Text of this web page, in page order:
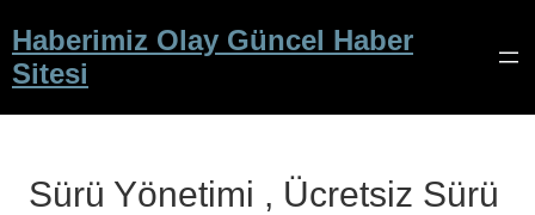
geçHaberimiz Olay Güncel Haber
Sitesi
Sürü Yönetimi , Ücretsiz Sürü